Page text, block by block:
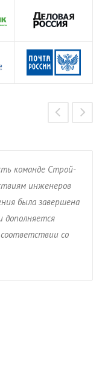
команде Строй-
инженеров
была завершена
дополняется
со